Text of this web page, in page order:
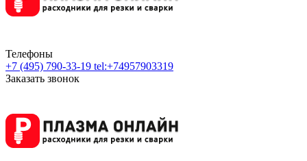
Телефоны
+7 (495) 790-33-19 tel:+74957903319
Заказать звонок